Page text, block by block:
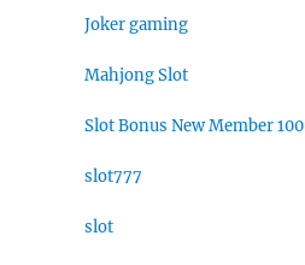
Joker gaming
Mahjong Slot
Slot Bonus New Member 100
slot777
slot